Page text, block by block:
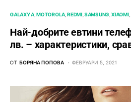
GALAXY A MOTOROLA REDMI SAMSUNG XIAOMI
Най-добрите евтини
лв. – характeристики,
ОТ БОРЯНА ПОПОВА ФЕВРУАРИ 5, 2021